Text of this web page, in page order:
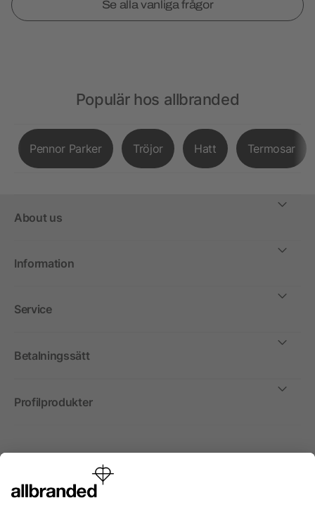
Se alla vanliga frågor
Populär hos allbranded
Pennor Parker Tröjor Hatt Termosar
About us
Information
Service
Betalningssätt
Profilprodukter
Internationellt